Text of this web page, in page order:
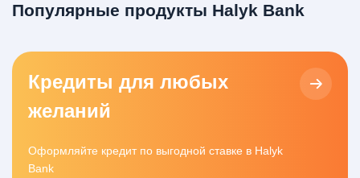
Популярные продукты Halyk Bank
Кредиты для любых
желаний
Оформляйте кредит по выгодной ставке в Halyk
Bank